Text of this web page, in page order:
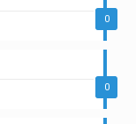
0
0